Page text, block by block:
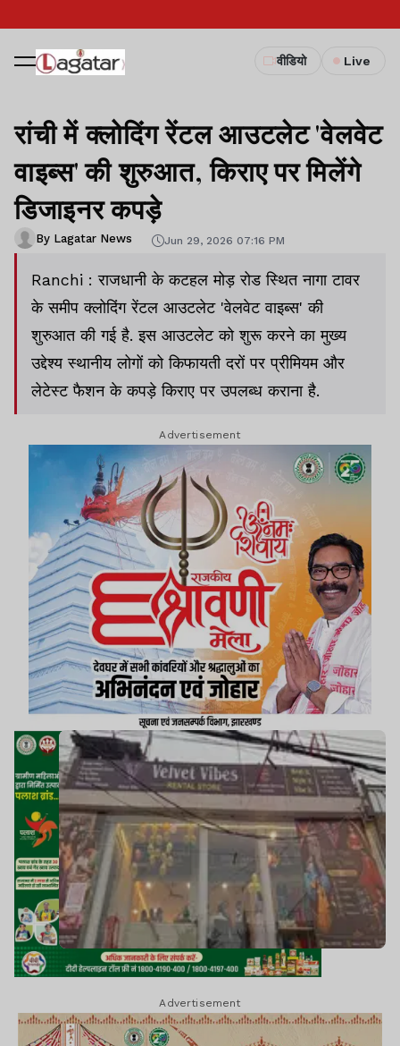
वीडियो Live
रांची में क्लोदिंग रेंटल आउटलेट 'वेलवेट
वाइब्स' की शुरुआत, किराए पर मिलेंगे
डिजाइनर कपड़े
By Lagatar News Jun 29, 2026 07:16 PM
Ranchi : राजधानी के कटहल मोड़ रोड स्थित नागा टावर
के समीप क्लोदिंग रेंटल आउटलेट 'वेलवेट वाइब्स' की
शुरुआत की गई है. इस आउटलेट को शुरू करने का मुख्य
उद्देश्य स्थानीय लोगों को किफायती दरों पर प्रीमियम और
लेटेस्ट फैशन के कपड़े किराए पर उपलब्ध कराना है.
Advertisement
Advertisement